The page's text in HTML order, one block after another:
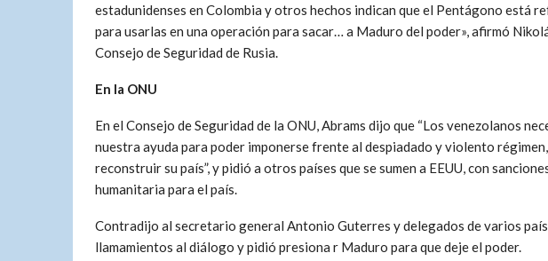
estadunidenses en Colombia y otros hechos indican que el Pentágono está
para usarlas en una operación para sacar… a Maduro del poder», afirmó
Consejo de Seguridad de Rusia.
En la ONU
En el Consejo de Seguridad de la ONU, Abrams dijo que “Los venezolanos
nuestra ayuda para poder imponerse frente al despiadado y violento
reconstruir su país”, y pidió a otros países que se sumen a EEUU, con
humanitaria para el país.
Contradijo al secretario general Antonio Guterres y delegados de varios
llamamientos al diálogo y pidió presiona r Maduro para que deje el poder.